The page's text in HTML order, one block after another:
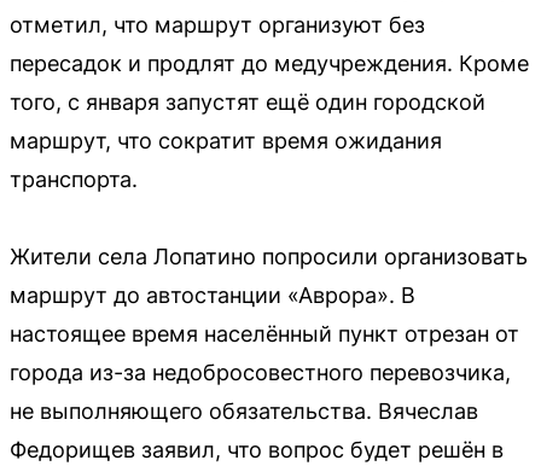
отметил, что маршрут организуют без
пересадок и продлят до медучреждения. Кроме
того, с января запустят ещё один городской
маршрут, что сократит время ожидания
транспорта.
Жители села Лопатино попросили организовать
маршрут до автостанции «Аврора». В
настоящее время населённый пункт отрезан от
города из-за недобросовестного перевозчика,
не выполняющего обязательства. Вячеслав
Федорищев заявил, что вопрос будет решён в